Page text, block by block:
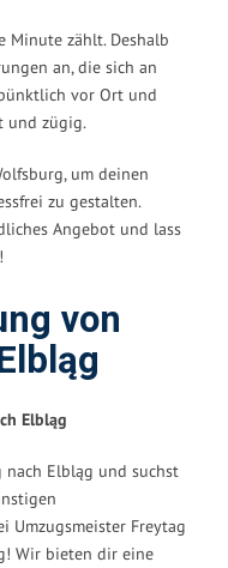
Minute zählt. Deshalb
an, die sich an
vor Ort und
und zügig.
um deinen
zu gestalten.
Angebot und lass
von
Elbląg
nach Elbląg und suchst
Umzugsmeister Freytag
Wir bieten dir eine